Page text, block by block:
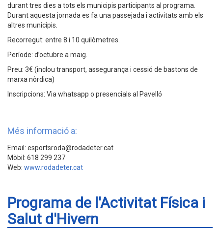
durant tres dies a tots els municipis participants al programa.
Durant aquesta jornada es fa una passejada i activitats amb els
altres municipis.
Recorregut: entre 8 i 10 quilòmetres.
Període: d’octubre a maig.
Preu: 3€ (inclou transport, assegurança i cessió de bastons de
marxa nòrdica)
Inscripcions: Via whatsapp o presencials al Pavelló
Més informació a:
Email: esportsroda@rodadeter.cat
Mòbil: 618 299 237
Web: www.rodadeter.cat
Programa de l'Activitat Física i
Salut d'Hivern